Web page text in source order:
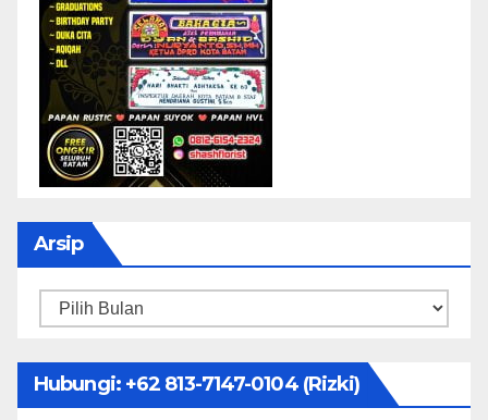
Arsip
Arsip
Hubungi: ‪+62 813-7147-0104‬ (Rizki)